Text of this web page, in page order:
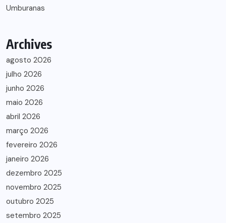
Umburanas
Archives
agosto 2026
julho 2026
junho 2026
maio 2026
abril 2026
março 2026
fevereiro 2026
janeiro 2026
dezembro 2025
novembro 2025
outubro 2025
setembro 2025